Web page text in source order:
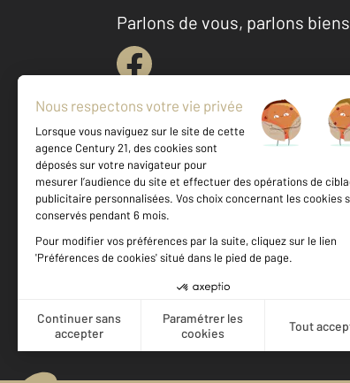
Parlons de vous, parlons biens
Votre agence est notée
Achat
Location